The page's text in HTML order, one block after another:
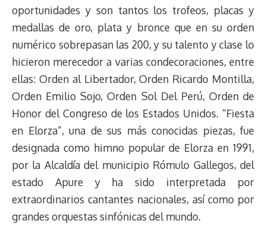
oportunidades y son tantos los trofeos, placas y
medallas de oro, plata y bronce que en su orden
numérico sobrepasan las 200, y su talento y clase lo
hicieron merecedor a varias condecoraciones, entre
ellas: Orden al Libertador, Orden Ricardo Montilla,
Orden Emilio Sojo, Orden Sol Del Perú, Orden de
Honor del Congreso de los Estados Unidos. “Fiesta
en Elorza”, una de sus más conocidas piezas, fue
designada como himno popular de Elorza en 1991,
por la Alcaldía del municipio Rómulo Gallegos, del
estado Apure y ha sido interpretada por
extraordinarios cantantes nacionales, así como por
grandes orquestas sinfónicas del mundo.